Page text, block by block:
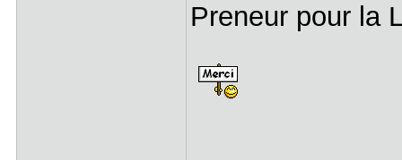
Preneur pour la